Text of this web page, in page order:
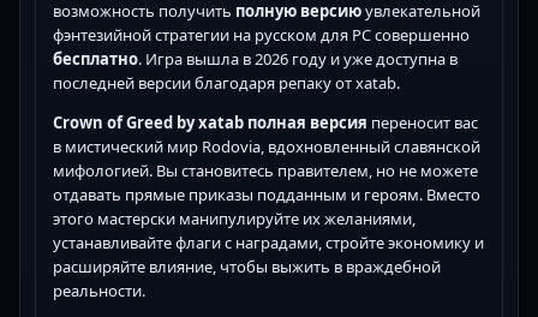
возможность получить полную версиюувлекательной
фэнтезийной стратегии на русском для PC совершенно
бесплатно. Игра вышла в 2026 году и уже доступна в
последней версии благодаря репаку от xatab.
Crown of Greed by xatab полная версия переносит вас
в мистический мир Rodovia, вдохновленный славянской
мифологией. Вы становитесь правителем, но не можете
отдавать прямые приказы подданным и героям. Вместо
этого мастерски манипулируйте их желаниями,
устанавливайте флаги с наградами, стройте экономику и
расширяйте влияние, чтобы выжить в враждебной
реальности.